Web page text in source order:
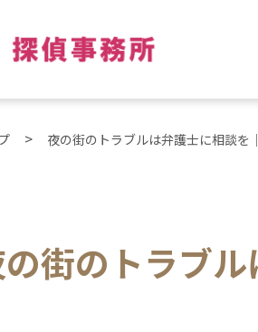
夜の街のトラブルは弁護士に相談を
街のトラブ